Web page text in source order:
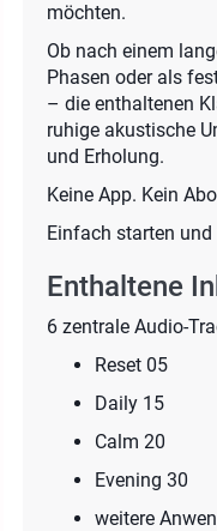
möchten.
Ob nach einem
Phasen oder als
– die enthaltenen
ruhige akustische
und Erholung.
Keine App. Kein
Einfach starten
Enthaltene
6 zentrale Audio-
Reset 05
Daily 15
Calm 20
Evening 30
weitere